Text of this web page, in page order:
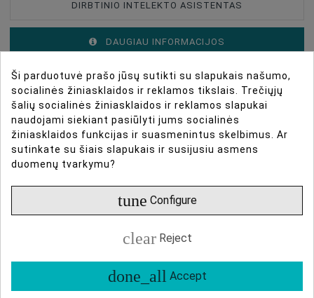
DIRBTINIO INTELEKTO ASISTENTAS
DAUGIAU INFORMACIJOS
DUOMENŲ LAPAS
ATSILIEPIMAI
Type Of Product
Foto
The Velbon QHD-53D Ball Head is made from
mechanism that can support up to 5 kg. The one-
touch locking knob controls both the panning and ball
movement at the same time. The QB-62 quick
dismounting of your camera.
VELBON QHD 53D
Ši parduotuvė prašo jūsų sutikti su slapukais našumo,
socialinės žiniasklaidos ir reklamos tikslais. Trečiųjų
šalių socialinės žiniasklaidos ir reklamos slapukai
naudojami siekiant pasiūlyti jums socialinės
žiniasklaidos funkcijas ir suasmenintus skelbimus. Ar
sutinkate su šiais slapukais ir susijusiu asmens
duomenų tvarkymu?
tune Configure
clear Reject
done_all Accept